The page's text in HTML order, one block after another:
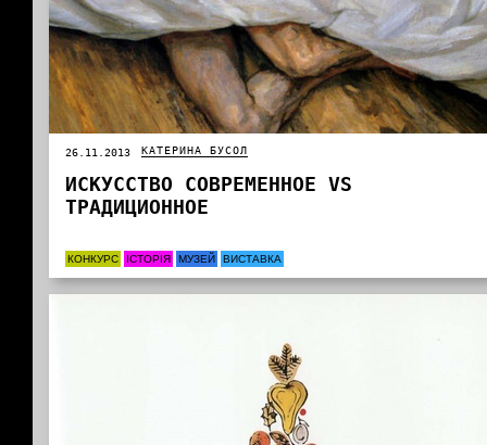
26.11.2013 КАТЕРИНА БУСОЛ
ИСКУССТВО СОВРЕМЕННОЕ VS
ТРАДИЦИОННОЕ
КОНКУРС ІСТОРІЯ МУЗЕЙ ВИСТАВКА